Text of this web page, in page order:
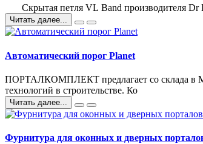
Скрытая петля VL Band производителя Dr
Читать далее...
Автоматический порог Planet
ПОРТАЛКОМПЛЕКТ предлагает со склада в
технологий в строительстве. Ко
Читать далее...
Фурнитура для оконных и дверных